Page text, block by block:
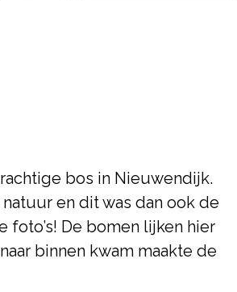
bos in Nieuwendijk.
en dit was dan ook de
De bomen lijken hier
binnen kwam maakte de